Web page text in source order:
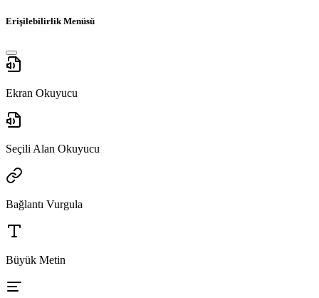
Erişilebilirlik Menüsü
Ekran Okuyucu
Seçili Alan Okuyucu
Bağlantı Vurgula
Büyük Metin